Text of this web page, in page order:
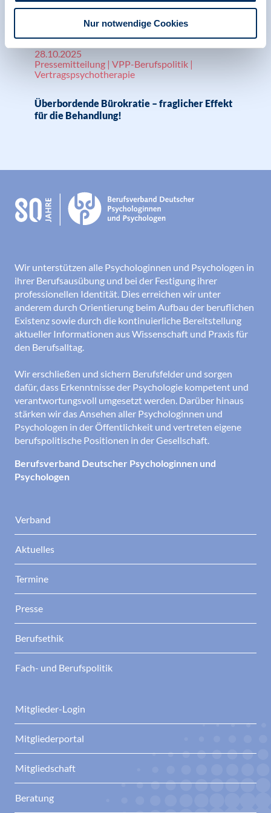
Nur notwendige Cookies
28.10.2025
Pressemitteilung | VPP-Berufspolitik |
Vertragspsychotherapie
Überbordende Bürokratie – fraglicher Effekt
für die Behandlung!
Wir unterstützen alle Psychologinnen und Psychologen in
ihrer Berufsausübung und bei der Festigung ihrer
professionellen Identität. Dies erreichen wir unter
anderem durch Orientierung beim Aufbau der beruflichen
Existenz sowie durch die kontinuierliche Bereitstellung
aktueller Informationen aus Wissenschaft und Praxis für
den Berufsalltag.
Wir erschließen und sichern Berufsfelder und sorgen
dafür, dass Erkenntnisse der Psychologie kompetent und
verantwortungsvoll umgesetzt werden. Darüber hinaus
stärken wir das Ansehen aller Psychologinnen und
Psychologen in der Öffentlichkeit und vertreten eigene
berufspolitische Positionen in der Gesellschaft.
Berufsverband Deutscher Psychologinnen und
Psychologen
Verband
Aktuelles
Termine
Presse
Berufsethik
Fach- und Berufspolitik
Mitglieder-Login
Mitgliederportal
Mitgliedschaft
Beratung